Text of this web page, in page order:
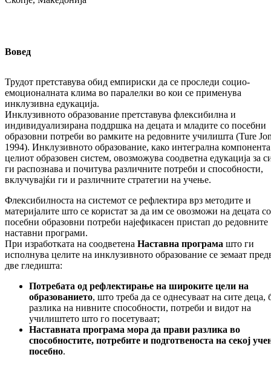
Вовед
Трудот претставува обид емпириски да се проследи социо-
емоционалната клима во паралелки во кои се применува
инклузивна едукација.
Инклузивното образование претставува флексибилна и
индивидуализирана поддршка на децата и младите со посебни
образовни потреби во рамките на редовните училишта (Ture
1994). Инклузивното образование, како интегрална
целиот образовен систем, овозможува соодветна едукација за
ги распознава и почитува различните потреби и способности,
вклучувајќи ги и различните стратегии на учење.
Флексибилноста на системот се рефлектира врз методите и
материјалите што се користат за да им се овозможи на децата со
посебни образовни потреби најефикасен пристап до редовните
наставни програми.
При изработката на соодветена Наставна програма што ги
исполнува целите на инклузивното образование се земаат
две гледишта:
Потребата од рефлектирање на широките цели на
образованието, што треба да се однесуваат на сите деца,
разлика на нивните способности, потреби и видот на
училиштето што го посетуваат;
Наставната програма мора да прави разлика во
способностите, потребите и подготвеноста на секој
посебно.